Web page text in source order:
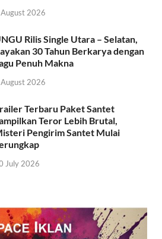
2026
Rilis Single Utara – Selatan,
30 Tahun Berkarya dengan
Penuh Makna
2026
Terbaru Paket Santet
Teror Lebih Brutal,
Pengirim Santet Mulai
July 2026